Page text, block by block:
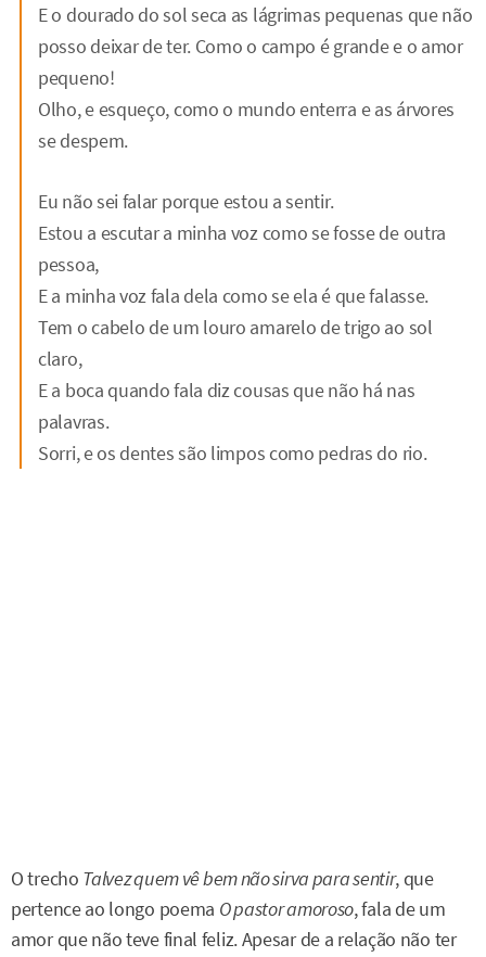
E o dourado do sol seca as lágrimas pequenas que não
posso deixar de ter. Como o campo é grande e o amor
pequeno!
Olho, e esqueço, como o mundo enterra e as árvores
se despem.
Eu não sei falar porque estou a sentir.
Estou a escutar a minha voz como se fosse de outra
pessoa,
E a minha voz fala dela como se ela é que falasse.
Tem o cabelo de um louro amarelo de trigo ao sol
claro,
E a boca quando fala diz cousas que não há nas
palavras.
Sorri, e os dentes são limpos como pedras do rio.
O trecho Talvez quem vê bem não sirva para sentir, que
pertence ao longo poema O pastor amoroso, fala de um
amor que não teve final feliz. Apesar de a relação não ter